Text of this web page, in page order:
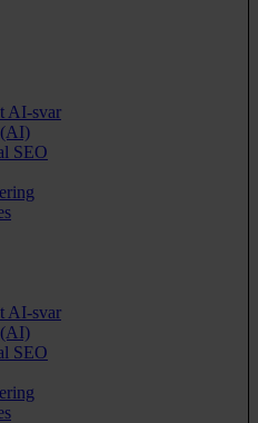
AI-svar
(AI)
SEO
AI-svar
(AI)
SEO